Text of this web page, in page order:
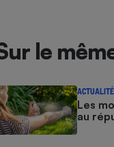
le
ACTUALITÉ
Les
au